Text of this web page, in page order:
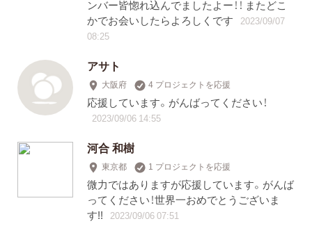
ンバー皆惚れ込んでましたよー！！ またどこ
かでお会いしたらよろしくです
2023/09/07
08:25
アサト
大阪府 4 プロジェクトを応援
応援しています。がんばってください！
2023/09/06 14:55
河合 和樹
東京都 1 プロジェクトを応援
微力ではありますが応援しています。がんば
ってください！世界一おめでとうございま
す!!
2023/09/06 07:51